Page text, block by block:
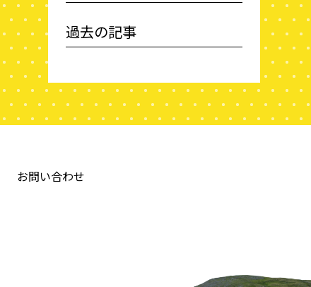
過去の記事
お問い合わせ